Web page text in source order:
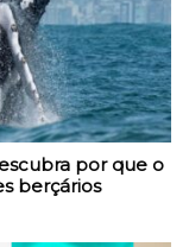
por que o
berçários